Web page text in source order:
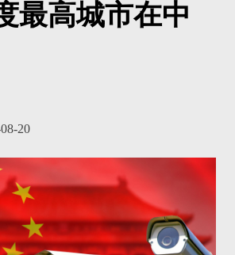
最高城市在中
20